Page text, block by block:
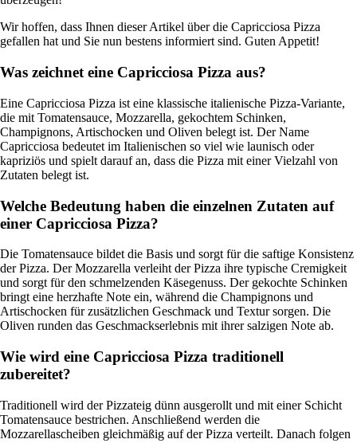
Wir hoffen, dass Ihnen dieser Artikel über die Capricciosa Pizza
gefallen hat und Sie nun bestens informiert sind. Guten Appetit!
Was zeichnet eine Capricciosa Pizza aus?
Eine Capricciosa Pizza ist eine klassische italienische Pizza-Variante,
die mit Tomatensauce, Mozzarella, gekochtem Schinken,
Champignons, Artischocken und Oliven belegt ist. Der Name
Capricciosa bedeutet im Italienischen so viel wie launisch oder
kapriziös und spielt darauf an, dass die Pizza mit einer Vielzahl von
Zutaten belegt ist.
Welche Bedeutung haben die einzelnen Zutaten auf
einer Capricciosa Pizza?
Die Tomatensauce bildet die Basis und sorgt für die saftige Konsistenz
der Pizza. Der Mozzarella verleiht der Pizza ihre typische Cremigkeit
und sorgt für den schmelzenden Käsegenuss. Der gekochte Schinken
bringt eine herzhafte Note ein, während die Champignons und
Artischocken für zusätzlichen Geschmack und Textur sorgen. Die
Oliven runden das Geschmackserlebnis mit ihrer salzigen Note ab.
Wie wird eine Capricciosa Pizza traditionell
zubereitet?
Traditionell wird der Pizzateig dünn ausgerollt und mit einer Schicht
Tomatensauce bestrichen. Anschließend werden die
Mozzarellascheiben gleichmäßig auf der Pizza verteilt. Danach folgen